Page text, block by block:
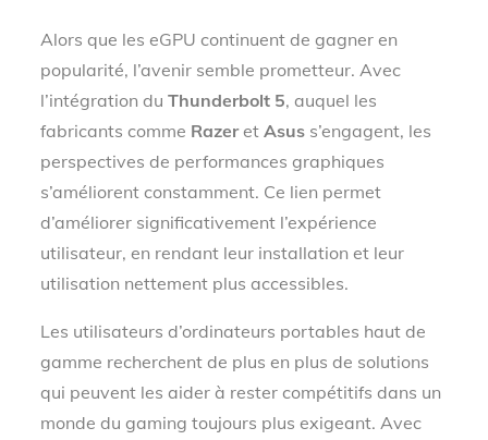
Alors que les eGPU continuent de gagner en
popularité, l’avenir semble prometteur. Avec
l’intégration duThunderbolt 5, auquel les
fabricants comme RazeretAsus s’engagent, les
perspectives de performances graphiques
s’améliorent constamment. Ce lien permet
d’améliorer significativement l’expérience
utilisateur, en rendant leur installation et leur
utilisation nettement plus accessibles.
Les utilisateurs d’ordinateurs portables haut de
gamme recherchent de plus en plus de solutions
qui peuvent les aider à rester compétitifs dans un
monde du gaming toujours plus exigeant. Avec